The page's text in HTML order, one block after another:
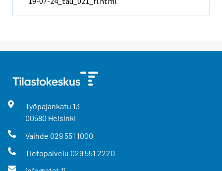
Työpajankatu 13
00580 Helsinki
Vaihde 029 551 1000
Tietopalvelu 029 551 2220